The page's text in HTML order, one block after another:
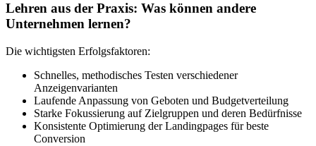
Lehren aus der Praxis: Was können andere
Unternehmen lernen?
Die wichtigsten Erfolgsfaktoren:
Schnelles, methodisches Testen verschiedener
Anzeigenvarianten
Laufende Anpassung von Geboten und Budgetverteilung
Starke Fokussierung auf Zielgruppen und deren Bedürfnisse
Konsistente Optimierung der Landingpages für beste
Conversion